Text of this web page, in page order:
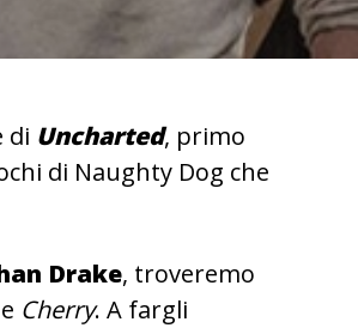
di Uncharted, primo
di Naughty Dog che
Drake, troveremo
Cherry. A fargli